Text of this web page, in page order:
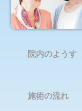
院内のようす
施術の流れ